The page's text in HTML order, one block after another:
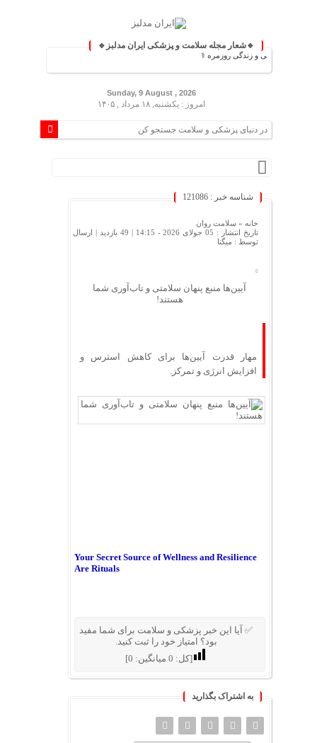
🔹شعار مجله سلامت و پزشکی ایران مدلبز🔹
پزشکی و زندگی روزمره ⚕️
Sunday, 9 August , 2026
امروز : یکشنبه, ۱۸ مرداد , ۱۴۰۵
شناسه خبر : 121086
خانه » سلامت روان
تاریخ انتشار : 05 جولای 2026 - 14:15 |
49 بازدید
| ارسال
توسط : میگنا
آیین‌ها منبع پنهان سلامتی و تاب‌آوری شما
هستند!
مهار قدرت آیین‌ها برای کاهش استرس و
افزایش انرژی و تمرکز.
Your Secret Source of Wellness and Resilience
Are Rituals
✅ آیا این خبر پزشکی و سلامت برای شما مفید
بود؟ امتیاز خود را ثبت کنید.
[کل: 0میانگین: 0
]
به اشتراک بگذارید